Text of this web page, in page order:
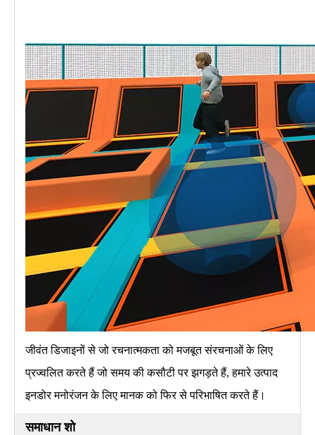
जीवंत डिजाइनों से जो रचनात्मकता को मजबूत संरचनाओं के लिए
प्रज्वलित करते हैं जो समय की कसौटी पर झगड़ते हैं, हमारे उत्पाद
इनडोर मनोरंजन के लिए मानक को फिर से परिभाषित करते हैं।
समाधान शो